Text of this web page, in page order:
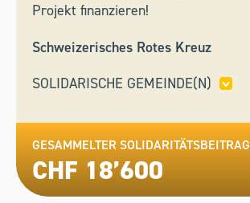
Projekt finanzieren!
Schweizerisches Rotes Kreuz
SOLIDARISCHE GEMEINDE(N)
ALBIS,ZELL
GESAMMELTER SOLIDARITÄTSBEITRAG
CHF 18’600